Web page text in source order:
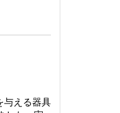
与える器具